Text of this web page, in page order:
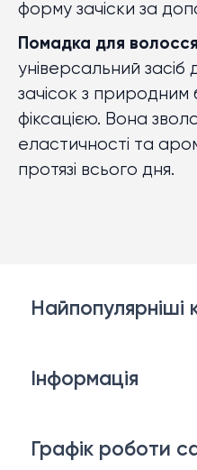
форму зачіски за
Помадка для
універсальний
зачісок з
фіксацією. Вона
еластичності та
протязі всього дня.
Графік роботи
Найпопулярніші
Макіяж
Інформація